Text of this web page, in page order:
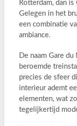
Rotterdam, dan is
Gelegen in het
een combinatie
ambiance.
De naam Gare
beroemde
precies de sfeer
interieur ademt
elementen, wat
tegelijkertijd